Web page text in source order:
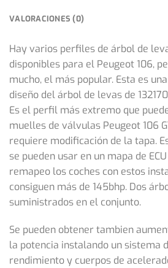
VALORACIONES (0)
Hay varios perfiles de árbol de
disponibles para el Peugeot 106,
mucho, el más popular. Esta es
diseño del árbol de levas de
Es el perfil más extremo que
muelles de válvulas Peugeot 106
requiere modificación de la tapa.
se pueden usar en un mapa de
remapeo los coches con estos
consiguen más de 145bhp. Dos
suministrados en el conjunto.
Se pueden obtener tambien
la potencia instalando un sistema
rendimiento y cuerpos de